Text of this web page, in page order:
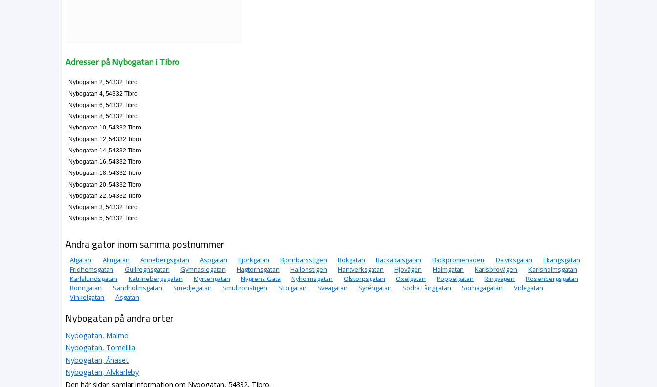
Adresser på Nybogatan i Tibro
Nybogatan 2, 54332 Tibro
Nybogatan 4, 54332 Tibro
Nybogatan 6, 54332 Tibro
Nybogatan 8, 54332 Tibro
Nybogatan 10, 54332 Tibro
Nybogatan 12, 54332 Tibro
Nybogatan 14, 54332 Tibro
Nybogatan 16, 54332 Tibro
Nybogatan 18, 54332 Tibro
Nybogatan 20, 54332 Tibro
Nybogatan 22, 54332 Tibro
Nybogatan 3, 54332 Tibro
Nybogatan 5, 54332 Tibro
Andra gator inom samma postnummer
Algatan Almgatan Annebergsgatan Aspgatan Björkgatan Björnbärsstigen Bokgatan Bäckadalsgatan Bäckpromenaden Dalviksgatan
Ekängsgatan
Fridhemsgatan
Gullregnsgatan Gymnasiegatan Hagtornsgatan Hallonstigen Hantverksgatan Hjovägen Holmgatan Karlsbrovägen
Karlsholmsgatan
Karlslundsgatan
Katrinebergsgatan Myrtengatan Nygrens Gata Nyholmsgatan Olstorpsgatan Oxelgatan Poppelgatan Ringvägen
Rosenbergsgatan
Rönngatan
Sandholmsgatan Smedjegatan Smultronstigen Storgatan Sveagatan Syréngatan Södra Långgatan Sörhagagatan
Videgatan
Vinkelgatan
Åsgatan
Nybogatan på andra orter
Nybogatan, Malmö
Nybogatan, Tomelilla
Nybogatan, Ånäset
Nybogatan, Älvkarleby
Den här sidan samlar information om Nybogatan, 54332, Tibro.